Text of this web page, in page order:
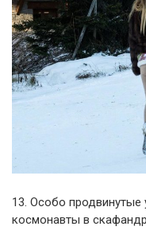
13. Особо продвинутые
космонавты в скафандр.